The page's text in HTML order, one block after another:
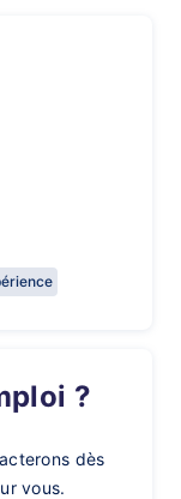
?
dès
vous.